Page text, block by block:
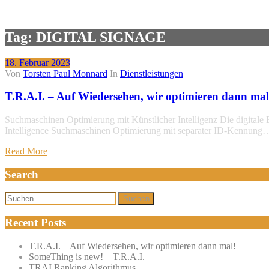
Tag: DIGITAL SIGNAGE
18. Februar 2023
Von Torsten Paul Monnard In Dienstleistungen
T.R.A.I. – Auf Wiedersehen, wir optimieren dann
Suchmaschinen Optimierung mit Künstlicher Intelligenz Die
Intelligence Suchmaschinen Optimierung mit separater ID-
Read More
Search
Suchen
Recent Posts
T.R.A.I. – Auf Wiedersehen, wir optimieren dann mal!
SomeThing is new! – T.R.A.I. –